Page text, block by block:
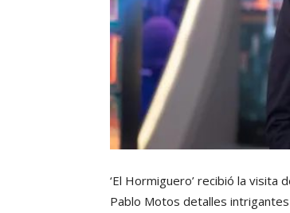
‘El Hormiguero’ recibió la
Pablo Motos detalles